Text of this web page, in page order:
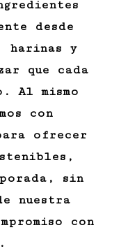
desde
harinas y
que cada
Al mismo
con
ofrecer
sin
nuestra
con